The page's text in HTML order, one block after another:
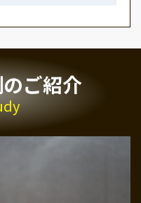
ご紹介